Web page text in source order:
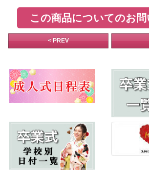
この商品についてのお
< PREV